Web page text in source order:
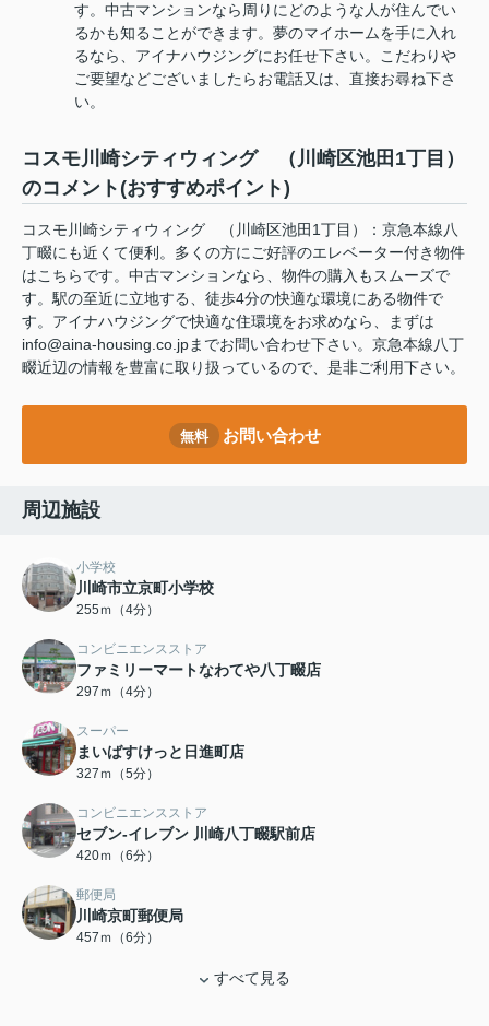
す。中古マンションなら周りにどのような人が住んでい
るかも知ることができます。夢のマイホームを手に入れ
るなら、アイナハウジングにお任せ下さい。こだわりや
ご要望などございましたらお電話又は、直接お尋ね下さ
い。
コスモ川崎シティウィング （川崎区池田1丁目）
のコメント(おすすめポイント)
コスモ川崎シティウィング （川崎区池田1丁目）：京急本線八
丁畷にも近くて便利。多くの方にご好評のエレベーター付き物件
はこちらです。中古マンションなら、物件の購入もスムーズで
す。駅の至近に立地する、徒歩4分の快適な環境にある物件で
す。アイナハウジングで快適な住環境をお求めなら、まずは
info@aina-housing.co.jpまでお問い合わせ下さい。京急本線八丁
畷近辺の情報を豊富に取り扱っているので、是非ご利用下さい。
無料 お問い合わせ
周辺施設
小学校
川崎市立京町小学校
255ｍ（4分）
コンビニエンスストア
ファミリーマートなわてや八丁畷店
297ｍ（4分）
スーパー
まいばすけっと日進町店
327ｍ（5分）
コンビニエンスストア
セブン‐イレブン 川崎八丁畷駅前店
420ｍ（6分）
郵便局
川崎京町郵便局
457ｍ（6分）
すべて見る